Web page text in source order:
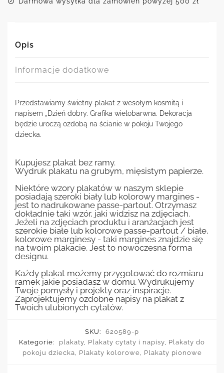
Opis
Informacje dodatkowe
Przedstawiamy świetny plakat z wesołym kosmitą i
napisem „Dzień dobry. Grafika wielobarwna. Dekoracja
będzie uroczą ozdobą na ścianie w pokoju Twojego
dziecka.
Kupujesz plakat bez ramy.
Wydruk plakatu na grubym, mięsistym papierze.
Niektóre wzory plakatów w naszym sklepie
posiadają szeroki biały lub kolorowy margines -
jest to nadrukowane passe-partout. Otrzymasz
dokładnie taki wzór, jaki widzisz na zdjęciach.
Jeżeli na zdjęciach produktu i aranżacjach jest
szerokie białe lub kolorowe passe-partout / białe,
kolorowe marginesy - taki margines znajdzie się
na twoim plakacie. Jest to nowoczesna forma
designu.
Każdy plakat możemy przygotować do rozmiaru
ramek jakie posiadasz w domu. Wydrukujemy
Twoje pomysły i projekty oraz inspiracje.
Zaprojektujemy ozdobne napisy na plakat z
Twoich ulubionych cytatów.
SKU:
620589-p
Kategorie:
plakaty, Plakaty cytaty i napisy, Plakaty do
pokoju dziecka, Plakaty kolorowe, Plakaty pionowe